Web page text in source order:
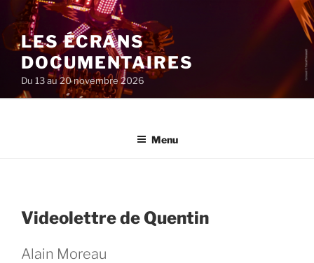
au
contenu
principal
LES ÉCRANS
DOCUMENTAIRES
Du 13 au 20 novembre 2026
Menu
Videolettre de Quentin
Alain Moreau